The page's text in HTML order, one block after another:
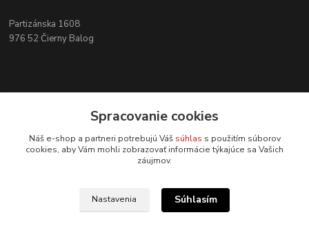
Partizánska 1608
976 52 Čierny Balog
+421 915 526 286
(Po-Pia, 8-17 hod.)
Spracovanie cookies
Náš e-shop a partneri potrebujú Váš súhlas s použitím súborov
cookies, aby Vám mohli zobrazovať informácie týkajúce sa Vašich
záujmov.
Nastavenia Súhlasím